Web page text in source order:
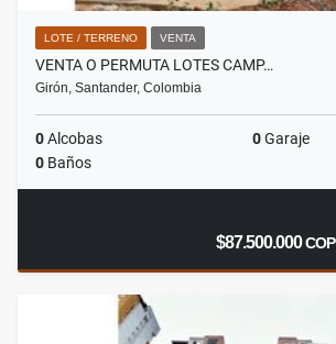
LOTE / TERRENO VENTA
VENTA O PERMUTA LOTES CAMP…
Girón, Santander, Colombia
0Alcobas 0Garaje
0 Baños
$87.500.000COP